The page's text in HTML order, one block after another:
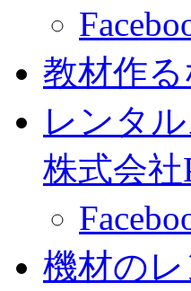
教材作
レンタ
株式会
機材の